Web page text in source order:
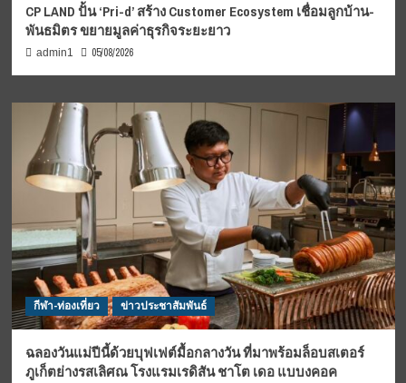
CP LAND ปั้น ‘Pri-d’ สร้าง Customer Ecosystem เชื่อมลูกบ้าน-
พันธมิตร ขยายมูลค่าธุรกิจระยะยาว
admin1 05/08/2026
กีฬา-ท่องเที่ยว ข่าวประชาสัมพันธ์
ฉลองวันแม่ปีนี้ด้วยบุฟเฟต์มื้อกลางวัน ที่มาพร้อมล็อบสเตอร์
ภูเก็ตย่างรสเลิศณ โรงแรมเรดิสัน ชาโต เดอ แบบงคอค